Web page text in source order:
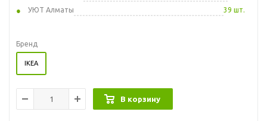
УЮТ Алматы
39 шт.
Бренд
IKEA
В корзину